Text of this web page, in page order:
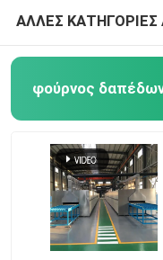
κενός φούρνος
κλίβανος
Έπιπλα κλιβάνων
ΑΛΛΕΣ